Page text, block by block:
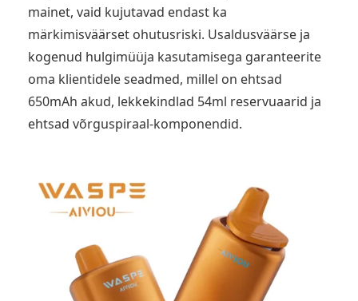
mainet, vaid kujutavad endast ka
märkimisväärset ohutusriski. Usaldusväärse ja
kogenud hulgimüüja kasutamisega garanteerite
oma klientidele seadmed, millel on ehtsad
650mAh akud, lekkekindlad 54ml reservuaarid ja
ehtsad võrguspiraal-komponendid.